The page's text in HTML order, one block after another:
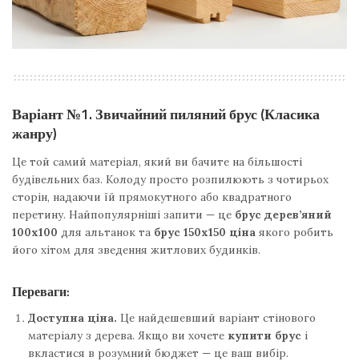
Варіант №1. Звичайний пиляний брус (Класика
жанру)
Це той самий матеріал, який ви бачите на більшості
будівельних баз. Колоду просто розпилюють з чотирьох
сторін, надаючи їй прямокутного або квадратного
перетину. Найпопулярніші запити — це брус дерев’яний
100х100 для альтанок та брус 150х150 ціна якого робить
його хітом для зведення житлових будинків.
Переваги:
Доступна ціна. Це найдешевший варіант стінового
матеріалу з дерева. Якщо ви хочете купити брус і
вкластися в розумний бюджет — це ваш вибір.